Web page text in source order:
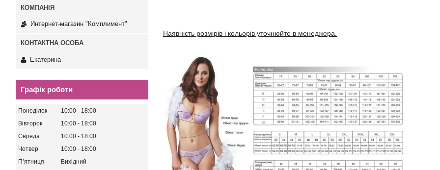
Наявність розмірів і кольорів уточнюйте в менеджера.
Интернет-магазин "Комплимент"
Екатерина
Графік роботи
Понеділок 10:00
18:00
Вівторок
10:00
18:00
Середа
10:00
18:00
Четвер
10:00
18:00
Пʼятниця
Вихідний